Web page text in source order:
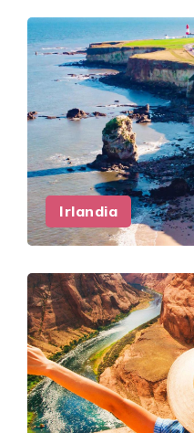
Irlandia